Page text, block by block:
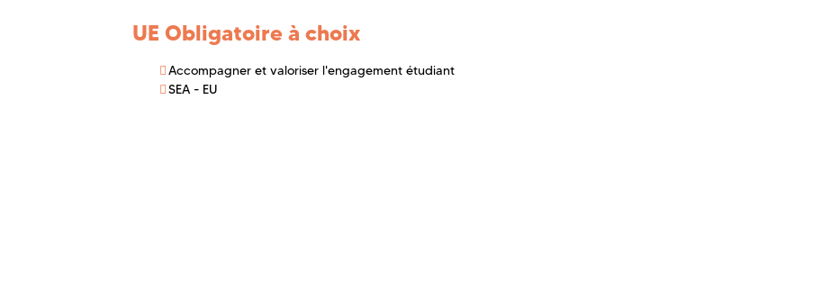
UE Obligatoire à choix
Accompagner et valoriser l'engagement étudiant
SEA - EU